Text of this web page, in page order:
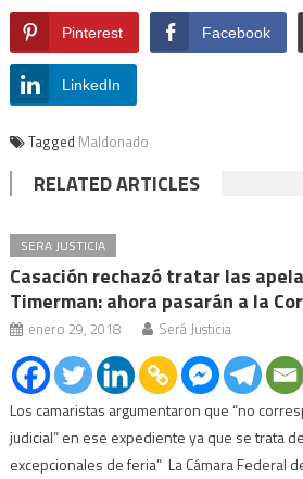
Pinterest Facebook
LinkedIn
Tagged Maldonado
RELATED ARTICLES
SERA JUSTICIA
Casación rechazó tratar las
Timerman: ahora pasarán a la
enero 29, 2018 Será Justicia
Los camaristas argumentaron que “no
judicial” en ese expediente ya que se trata
excepcionales de feria” La Cámara Federal